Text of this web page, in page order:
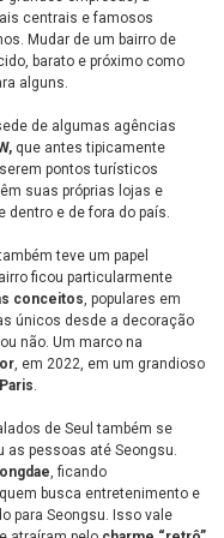
centrais e famosos
Mudar de um bairro de
barato e próximo como
alguns.
de algumas agências
que antes tipicamente
pontos turísticos
suas próprias lojas e
dentro e de fora do país.
teve um papel
ficou particularmente
conceitos, populares em
únicos desde a decoração
não. Um marco na
, em 2022, em um grandioso
.
de Seul também se
as pessoas até Seongsu.
, ficando
busca entretenimento e
para Seongsu. Isso vale